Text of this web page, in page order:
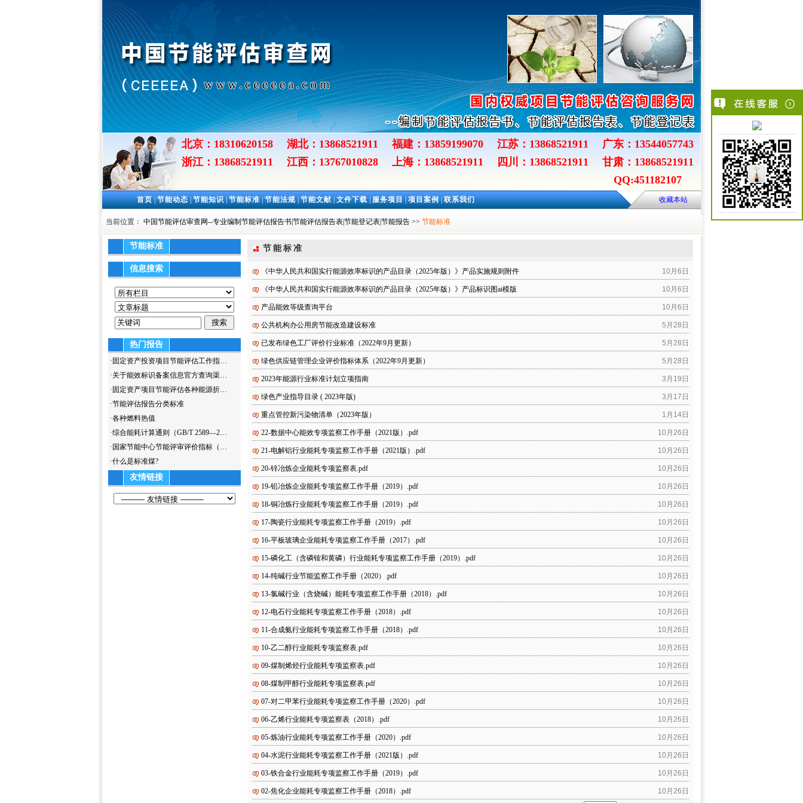
北京：18310620158 湖北：13868521911 福建：13859199070 江苏：13868521911
广东：13544057743
浙江：13868521911
江西：13767010828 上海：13868521911 四川：13868521911
甘肃：13868521911
QQ:451182107
首页|节能动态|节能知识|节能标准|节能法规|节能文献|文件下载|服务项目|项目案例|联系我们 收藏本站
当前位置： 中国节能评估审查网--专业编制节能评估报告书|节能评估报告表|节能登记表|节能报告>> 节能标准
节能标准
信息搜索
热门报告
· 固定资产投资项目节能评估工作指…
·关于能效标识备案信息官方查询渠…
· 固定资产项目节能评估各种能源折…
·节能评估报告分类标准
·各种燃料热值
·综合能耗计算通则（GB/T 2589—2…
· 国家节能中心节能评审评价指标（…
·什么是标准煤?
友情链接
节能标准
10月6日
《中华人民共和国实行能源效率标识的产品目录（2025年版）》产品实施规则附件
10月6日
《中华人民共和国实行能源效率标识的产品目录（2025年版）》产品标识图ai模版
10月6日
产品能效等级查询平台
5月28日
公共机构办公用房节能改造建设标准
5月28日
已发布绿色工厂评价行业标准（2022年9月更新）
5月28日
绿色供应链管理企业评价指标体系（2022年9月更新）
3月19日
2023年能源行业标准计划立项指南
3月17日
绿色产业指导目录 ( 2023年版)
1月14日
重点管控新污染物清单（2023年版）
10月26日
22-数据中心能效专项监察工作手册（2021版）.pdf
10月26日
21-电解铝行业能耗专项监察工作手册（2021版）.pdf
10月26日
20-锌冶炼企业能耗专项监察表.pdf
10月26日
19-铅冶炼企业能耗专项监察工作手册（2019）.pdf
10月26日
18-铜冶炼行业能耗专项监察工作手册（2019）.pdf
10月26日
17-陶瓷行业能耗专项监察工作手册（2019）.pdf
10月26日
16-平板玻璃企业能耗专项监察工作手册（2017）.pdf
10月26日
15-磷化工（含磷铵和黄磷）行业能耗专项监察工作手册（2019）.pdf
10月26日
14-纯碱行业节能监察工作手册（2020）.pdf
10月26日
13-氯碱行业（含烧碱）能耗专项监察工作手册（2018）.pdf
10月26日
12-电石行业能耗专项监察工作手册（2018）.pdf
10月26日
11-合成氨行业能耗专项监察工作手册（2018）.pdf
10月26日
10-乙二醇行业能耗专项监察表.pdf
10月26日
09-煤制烯烃行业能耗专项监察表.pdf
10月26日
08-煤制甲醇行业能耗专项监察表.pdf
10月26日
07-对二甲苯行业能耗专项监察工作手册（2020）.pdf
10月26日
06-乙烯行业能耗专项监察表（2018）.pdf
10月26日
05-炼油行业能耗专项监察工作手册（2020）.pdf
10月26日
04-水泥行业能耗专项监察工作手册（2021版）.pdf
10月26日
03-铁合金行业能耗专项监察工作手册（2019）.pdf
10月26日
02-焦化企业能耗专项监察工作手册（2018）.pdf